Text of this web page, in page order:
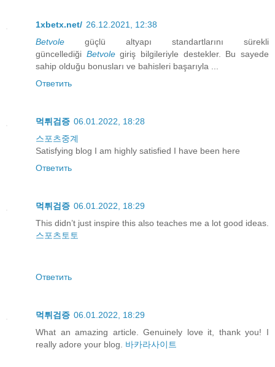
1xbetx.net/ 26.12.2021, 12:38
Betvole
güçlü altyapı standartlarını sürekli
güncellediği Betvolegiriş bilgileriyle destekler. Bu sayede
sahip olduğu bonusları ve bahisleri başarıyla ...
Ответить
먹튀검증 06.01.2022, 18:28
스포츠중계
Satisfying blog I am highly satisfied I have been here
Ответить
먹튀검증 06.01.2022, 18:29
This didn’t just inspire this also teaches me a lot good ideas.
스포츠토토
Ответить
먹튀검증 06.01.2022, 18:29
What an amazing article. Genuinely love it, thank you! I
really adore your blog. 바카라사이트